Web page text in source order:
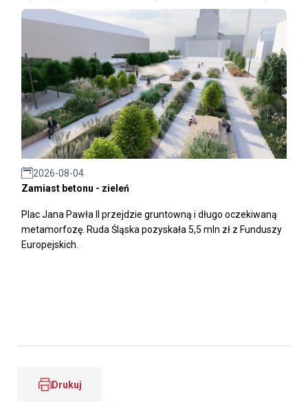
2026-08-04
Zamiast betonu - zieleń
Plac Jana Pawła II przejdzie gruntowną i długo oczekiwaną
metamorfozę. Ruda Śląska pozyskała 5,5 mln zł z Funduszy
Europejskich.
Drukuj